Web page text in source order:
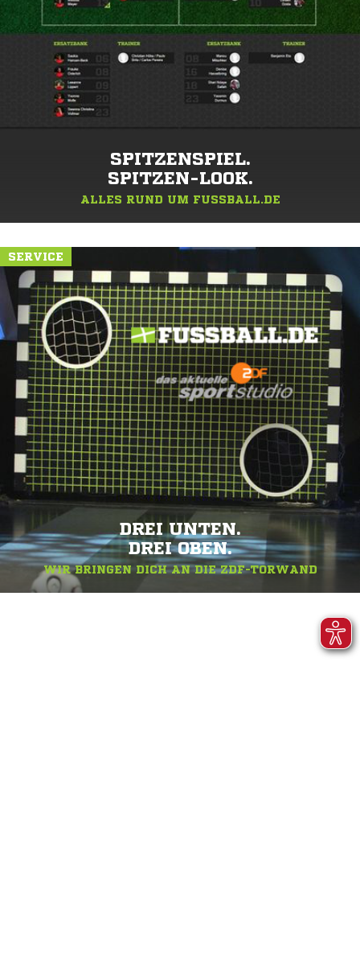
SPITZENSPIEL.
SPITZEN-LOOK.
ALLES RUND UM FUSSBALL.DE
SERVICE
DREI UNTEN.
DREI OBEN.
WIR BRINGEN DICH AN DIE ZDF-TORWAND